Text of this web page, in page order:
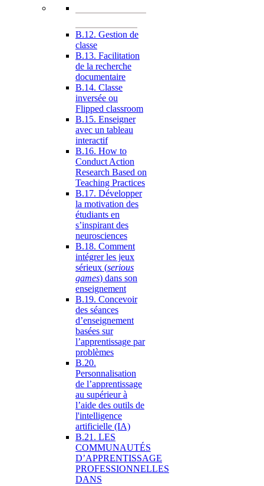
B.12. Gestion de
classe
B.13. Facilitation
de la recherche
documentaire
B.14. Classe
inversée ou
Flipped classroom
B.15. Enseigner
avec un tableau
interactif
B.16. How to
Conduct Action
Research Based on
Teaching Practices
B.17. Développer
la motivation des
étudiants en
s’inspirant des
neurosciences
B.18. Comment
intégrer les jeux
sérieux (serious
games) dans son
enseignement
B.19. Concevoir
des séances
d’enseignement
basées sur
l’apprentissage par
problèmes
B.20.
Personnalisation
de l’apprentissage
au supérieur à
l’aide des outils de
l'intelligence
artificielle (IA)
B.21. LES
COMMUNAUTÉS
D’APPRENTISSAGE
PROFESSIONNELLES
DANS